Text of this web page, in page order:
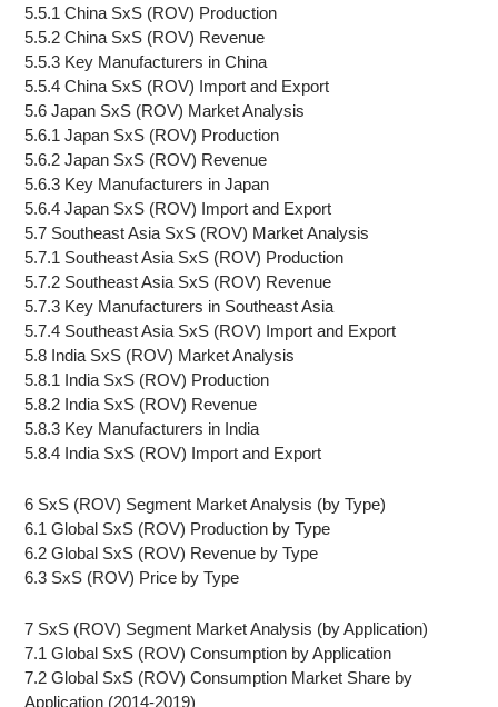
5.5.1 China SxS (ROV) Production
5.5.2 China SxS (ROV) Revenue
5.5.3 Key Manufacturers in China
5.5.4 China SxS (ROV) Import and Export
5.6 Japan SxS (ROV) Market Analysis
5.6.1 Japan SxS (ROV) Production
5.6.2 Japan SxS (ROV) Revenue
5.6.3 Key Manufacturers in Japan
5.6.4 Japan SxS (ROV) Import and Export
5.7 Southeast Asia SxS (ROV) Market Analysis
5.7.1 Southeast Asia SxS (ROV) Production
5.7.2 Southeast Asia SxS (ROV) Revenue
5.7.3 Key Manufacturers in Southeast Asia
5.7.4 Southeast Asia SxS (ROV) Import and Export
5.8 India SxS (ROV) Market Analysis
5.8.1 India SxS (ROV) Production
5.8.2 India SxS (ROV) Revenue
5.8.3 Key Manufacturers in India
5.8.4 India SxS (ROV) Import and Export
6 SxS (ROV) Segment Market Analysis (by Type)
6.1 Global SxS (ROV) Production by Type
6.2 Global SxS (ROV) Revenue by Type
6.3 SxS (ROV) Price by Type
7 SxS (ROV) Segment Market Analysis (by Application)
7.1 Global SxS (ROV) Consumption by Application
7.2 Global SxS (ROV) Consumption Market Share by
Application (2014-2019)